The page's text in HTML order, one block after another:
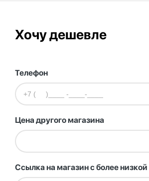
Хочу дешевле
Телефон
Цена другого магазина
Ссылка на магазин с более